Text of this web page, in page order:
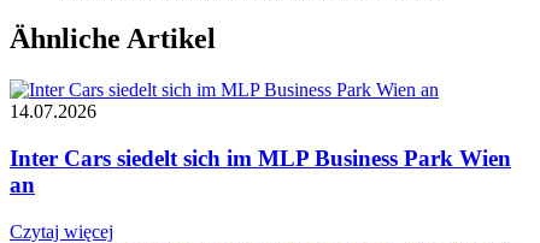
Ähnliche Artikel
14.07.2026
Inter Cars siedelt sich im MLP Business Park Wien
an
Czytaj więcej